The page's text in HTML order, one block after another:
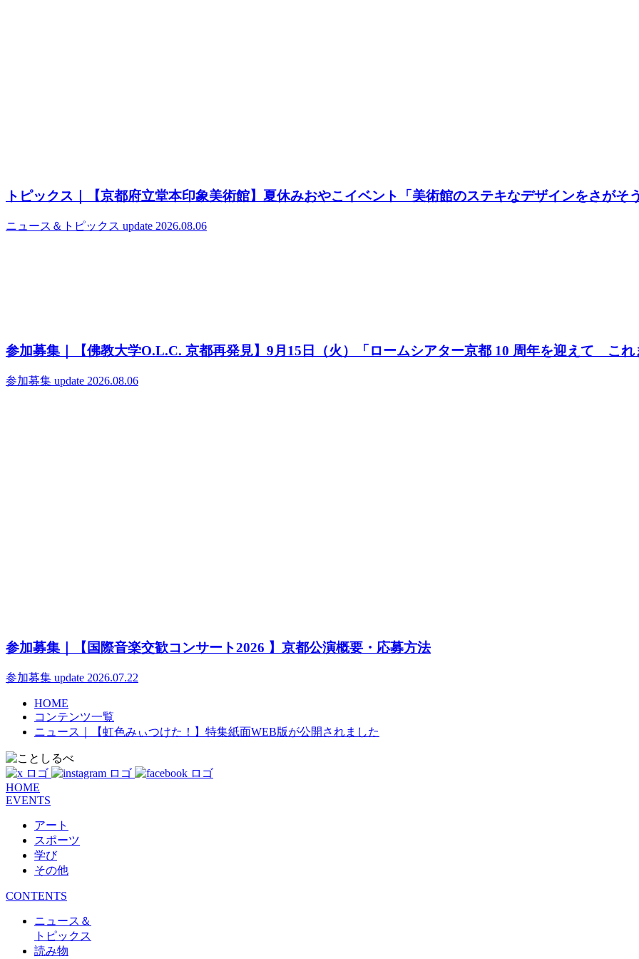
トピックス｜【京都府立堂本印象美術館】夏休みおやこイベント「美術館のステキなデザインをさがそ
ニュース＆トピックス update 2026.08.06
参加募集｜【佛教大学O.L.C. 京都再発見】9月15日（火）「ロームシアター京都 10 周年を迎えて これ
参加募集 update 2026.08.06
参加募集｜【国際音楽交歓コンサート2026 】京都公演概要・応募方法
参加募集 update 2026.07.22
HOME
コンテンツ一覧
ニュース｜【虹色みぃつけた！】特集紙面WEB版が公開されました
HOME
EVENTS
アート
スポーツ
学び
その他
CONTENTS
ニュース＆
トピックス
読み物